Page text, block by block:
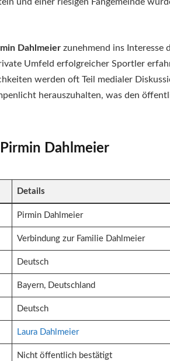
Dahlmeier zunehmend ins Interesse
Umfeld erfolgreicher Sportler
werden oft Teil medialer
herauszuhalten, was den
Dahlmeier
Details
Pirmin Dahlmeier
Verbindung zur Familie Dahlmeier
Deutsch
Bayern, Deutschland
Deutsch
Laura Dahlmeier
Nicht öffentlich bestätigt